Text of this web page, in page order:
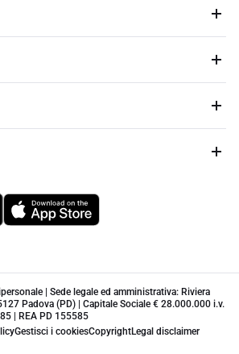
| Sede legale ed amministrativa: Riviera
Padova (PD) | Capitale Sociale € 28.000.000 i.v.
| REA PD 155585
Gestisci i cookiesCopyrightLegal disclaimer